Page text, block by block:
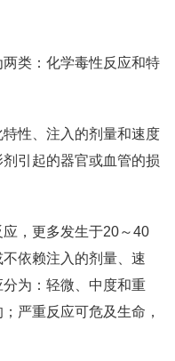
类：化学毒性反应和特
性、注入的剂量和速度
引起的器官或血管的损
，更多发生于20～40
依赖注入的剂量、速
为：轻微、中度和重
严重反应可危及生命，